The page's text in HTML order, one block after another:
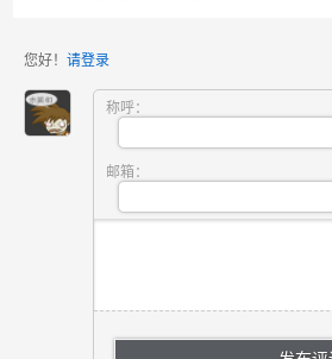
您好！ 请登录
称呼：
邮箱：